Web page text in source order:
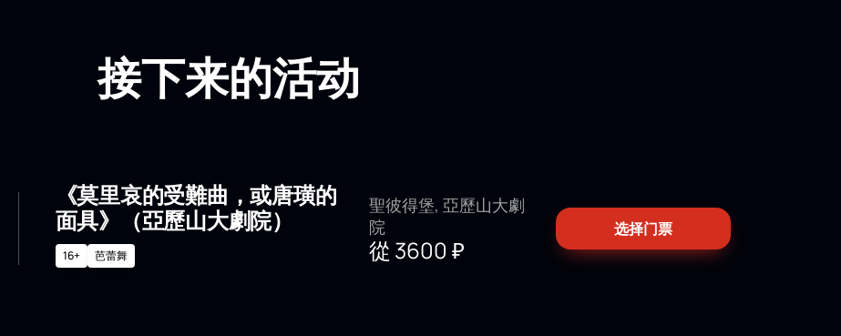
接下来的活动
《莫里哀的受難曲，或唐璜的
面具》（亞歷山大劇院）
16+ 芭蕾舞
聖彼得堡, 亞歷山大劇
院
從 3600 ₽
选择门票